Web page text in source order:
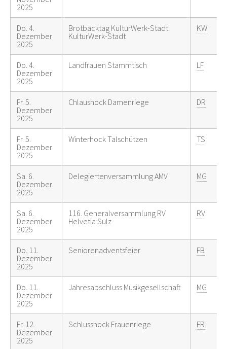
2025
Do. 4.
Dezember
2025
Brotbacktag KulturWerk-Stadt
KulturWerk-Stadt
KW
Do. 4.
Dezember
2025
Landfrauen Stammtisch LF
Fr. 5.
Dezember
2025
Chlaushock Damenriege DR
Fr. 5.
Dezember
2025
Winterhock Talschützen TS
Sa. 6.
Dezember
2025
Delegiertenversammlung AMV MG
Sa. 6.
Dezember
2025
116. Generalversammlung RV
Helvetia Sulz
RV
Do. 11.
Dezember
2025
Seniorenadventsfeier FB
Do. 11.
Dezember
2025
Jahresabschluss Musikgesellschaft MG
Fr. 12.
Dezember
2025
Schlusshock Frauenriege FR